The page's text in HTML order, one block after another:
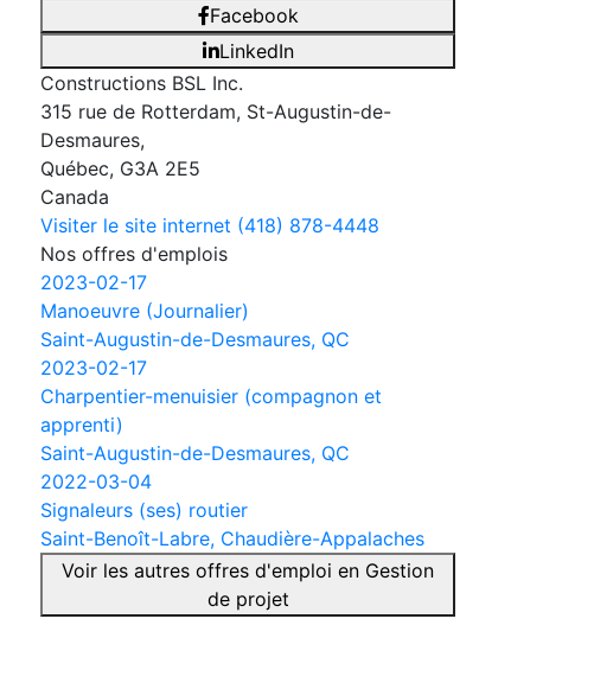
Facebook
LinkedIn
Constructions BSL Inc.
315 rue de Rotterdam, St-Augustin-de-
Desmaures,
Québec, G3A 2E5
Canada
Visiter le site internet (418) 878-4448
Nos offres d'emplois
2023-02-17
Manoeuvre (Journalier)
Saint-Augustin-de-Desmaures, QC
2023-02-17
Charpentier-menuisier (compagnon et
apprenti)
Saint-Augustin-de-Desmaures, QC
2022-03-04
Signaleurs (ses) routier
Saint-Benoît-Labre, Chaudière-Appalaches
Voir les autres offres d'emploi en Gestion
de projet